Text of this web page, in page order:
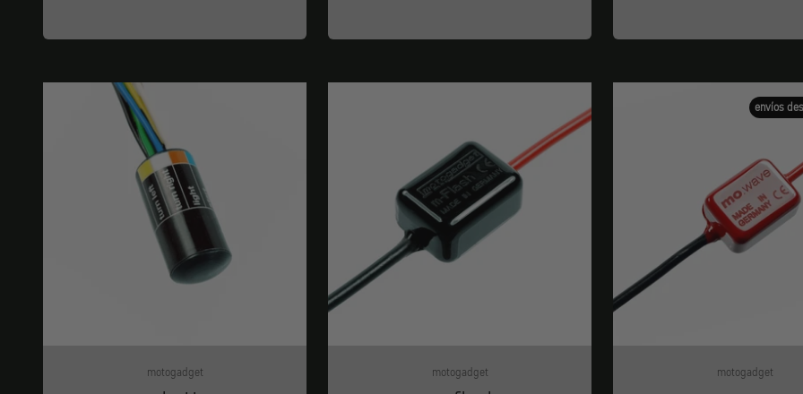
motogadget motogadget
envíos
motogadget